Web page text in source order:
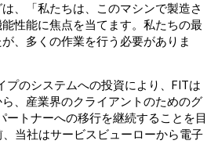
、「私たちは、このマシンで製造さ
性能に焦点を当てます。私たちの最
、多くの作業を行う必要がありま
プのシステムへの投資により、FITは
、産業界のクライアントのためのグ
ートナーへの移行を継続することを目
当社はサービスビューローから電子